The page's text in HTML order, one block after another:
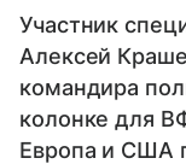
Участник
Алексей
командира
колонке для
Европа и США